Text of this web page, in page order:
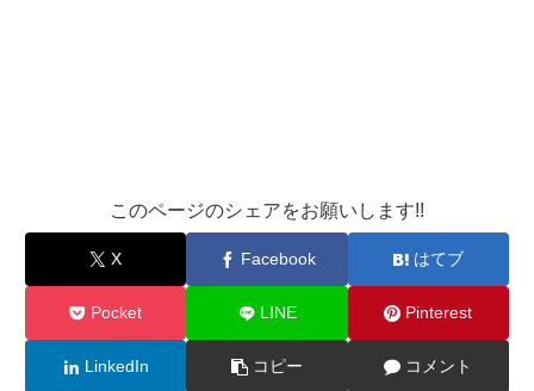
このページのシェアをお願いします!!
X Facebook はてブ
Pocket LINE Pinterest
LinkedIn コピー コメント